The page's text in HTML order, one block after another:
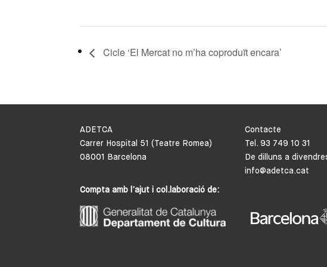
Cicle ‘El Mercat no m’ha coproduït encara’
ADETCA
Carrer Hospital 51 (Teatre Romea)
08001 Barcelona
Compta amb l’ajut i col.laboració de:
Contacte
Tel. 93 749 10 31
De dilluns a
info@adetca.cat